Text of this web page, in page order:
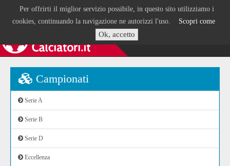
Per offrirti il miglior servizio possibile, in questo sito utilizziamo i
cookies, continuando la navigazione ne autorizzi l'uso. Scopri come
Ok, accetto
Campionati
Serie A
Serie B
Serie D
Eccellenza